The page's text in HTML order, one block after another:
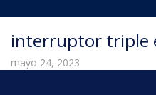
interruptor triple
mayo 24, 2023